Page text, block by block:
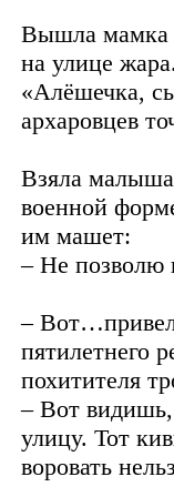
Вышла мамка
на улице
«Алёшечка,
архаровцев
Взяла малыша
военной
им машет:
– Не позволю
–
пятилетнего
похитителя
– Вот
улицу. Тот
воровать